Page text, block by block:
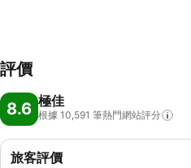
評價
8.6 極佳
根據 10,591 筆熱門網站評分
旅客評價